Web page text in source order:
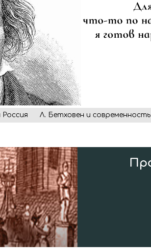
Л. Бетховен и современность